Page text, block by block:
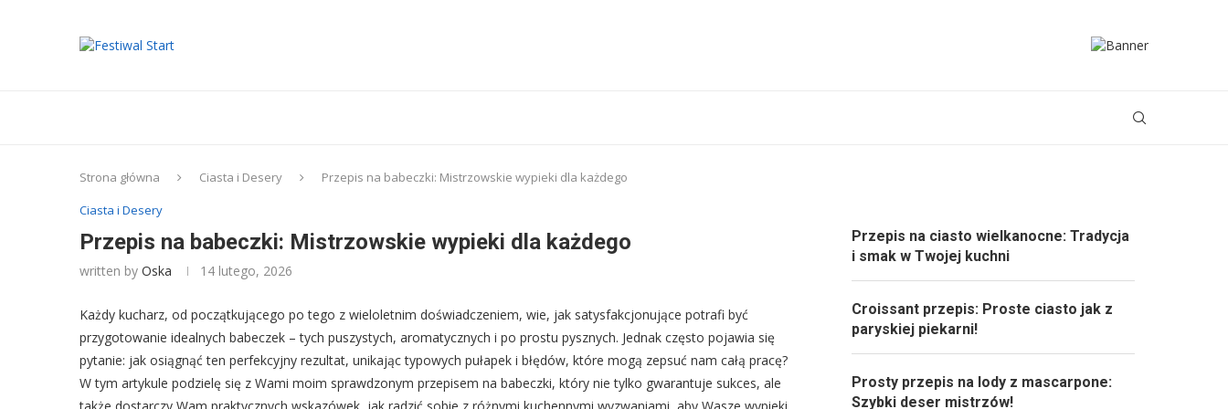
Strona główna Ciasta i Desery
Przepis na babeczki: Mistrzowskie wypieki dla każdego
Ciasta i Desery
Przepis na babeczki: Mistrzowskie wypieki dla każdego
written by Oska 14 lutego, 2026
Każdy kucharz, od początkującego po tego z wieloletnim doświadczeniem, wie, jak satysfakcjonujące potrafi być
przygotowanie idealnych babeczek – tych puszystych, aromatycznych i po prostu pysznych. Jednak często pojawia się
pytanie: jak osiągnąć ten perfekcyjny rezultat, unikając typowych pułapek i błędów, które mogą zepsuć nam całą pracę?
W tym artykule podzielę się z Wami moim sprawdzonym przepisem na babeczki, który nie tylko gwarantuje sukces, ale
Przepis na ciasto wielkanocne: Tradycja
i smak w Twojej kuchni
Croissant przepis: Proste ciasto jak z
paryskiej piekarni!
Prosty przepis na lody z mascarpone:
Szybki deser mistrzów!